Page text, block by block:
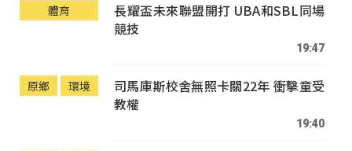
體育
長耀盃未來聯盟開打 UBA和SBL同場
競技
19:47
原鄉 環境
司馬庫斯校舍無照卡關22年 衝擊童受
教權
19:40